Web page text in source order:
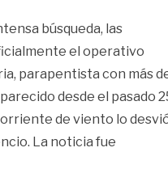
búsqueda, las
el operativo
parapentista con más
desde el pasado
de viento lo
La noticia fue